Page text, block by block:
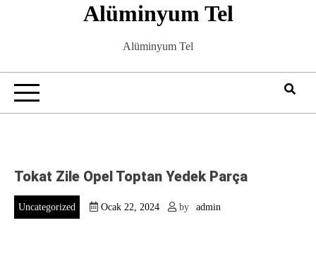
Alüminyum Tel
Alüminyum Tel
Tokat Zile Opel Toptan Yedek Parça
Uncategorized Ocak 22, 2024 by admin